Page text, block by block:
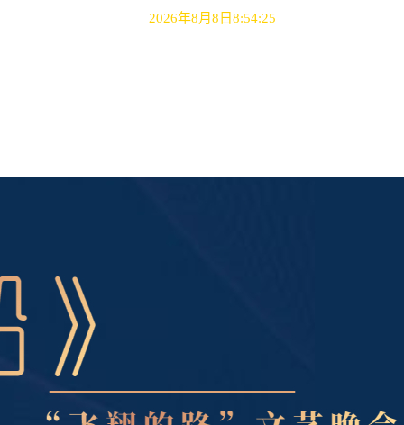
2026年8月8日8:54:25